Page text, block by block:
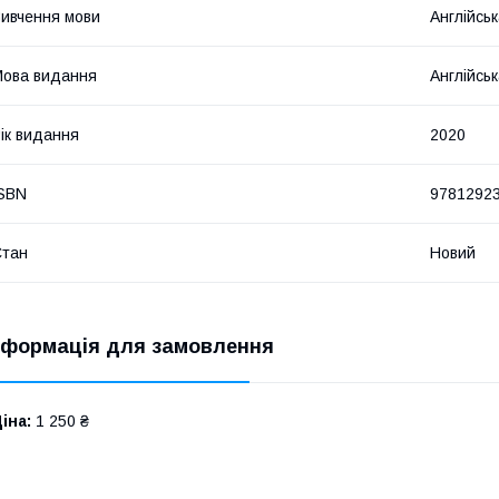
мови
видання
видання 2020
Новий
для замовлення
1 250 ₴